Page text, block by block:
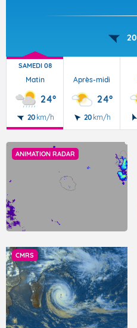
20
SAMEDI 08
Matin
24°
20 km/h
Après-midi
24°
20 km/h
ANIMATION RADAR
CMRS